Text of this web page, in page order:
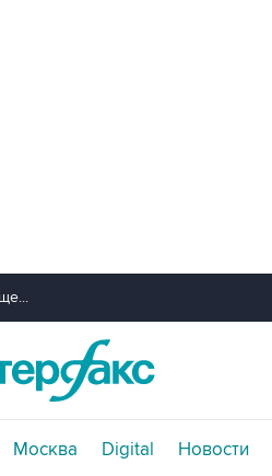
Москва Digital Новости